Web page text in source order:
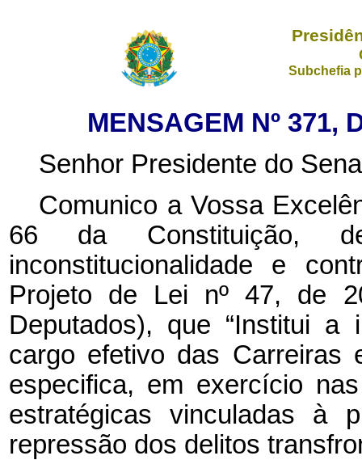
Subchefia
MENSAGEM Nº 371,
Senhor Presidente do
Comunico a Vossa
66 da Constituição,
inconstitucionalidade e
Projeto de Lei nº47, de
Deputados), que “Institui a
cargo efetivo das Carreiras
especifica, em exercício
estratégicas vinculadas à
repressão dos delitos